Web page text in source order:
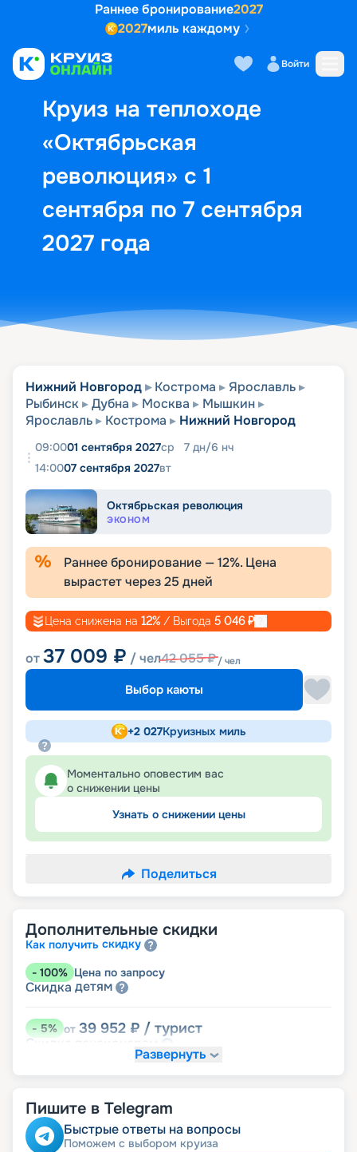
Раннее бронирование2027
2027миль каждому
Войти
Круиз на теплоходе
«Октябрьская
революция» с 1
сентября по 7 сентября
2027 года
Выбор кают Маршрут и
Нижний Новгород Кострома
Ярославль
Рыбинск
Дубна Москва
Мышкин
Ярославль
Кострома Нижний Новгород
09:0001 сентября 2027ср 7 дн/6 нч
14:0007 сентября 2027вт
Октябрьская революция
ЭКОНОМ
Раннее бронирование —12%. Цена
вырастет через25 дней
Цена снижена на 12% / Выгода 5 046₽
от37 009 ₽ / чел42 055₽/ чел
Выбор каюты
+2 027Круизных миль
Моментально оповестим вас
о снижении цены
Узнать о снижении цены
Поделиться
Дополнительные скидки
Как получить скидку
- 100% Цена по запросу
Скидка детям
-5% от 39 952 ₽ / турист
Скидка
Развернуть
Пишите в Telegram
Быстрые ответы на вопросы
Поможем с выбором круиза